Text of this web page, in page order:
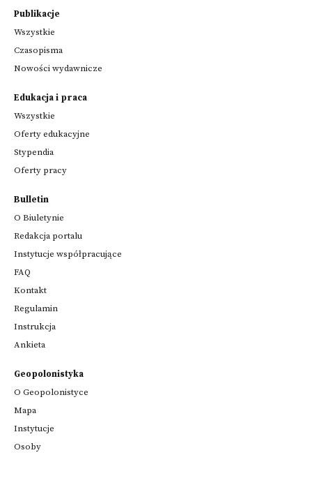
Publikacje
Wszystkie
Czasopisma
Nowości wydawnicze
Edukacja i praca
Wszystkie
Oferty edukacyjne
Stypendia
Oferty pracy
Bulletin
O Biuletynie
Redakcja portalu
Instytucje współpracujące
FAQ
Kontakt
Regulamin
Instrukcja
Ankieta
Geopolonistyka
O Geopolonistyce
Mapa
Instytucje
Osoby